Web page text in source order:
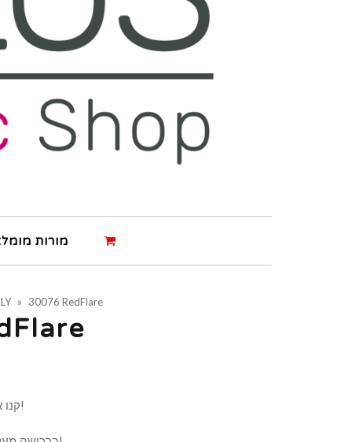
מורות
» 30076 RedFlare
קנו את המוצר ותרוויחו 4 נקודות!